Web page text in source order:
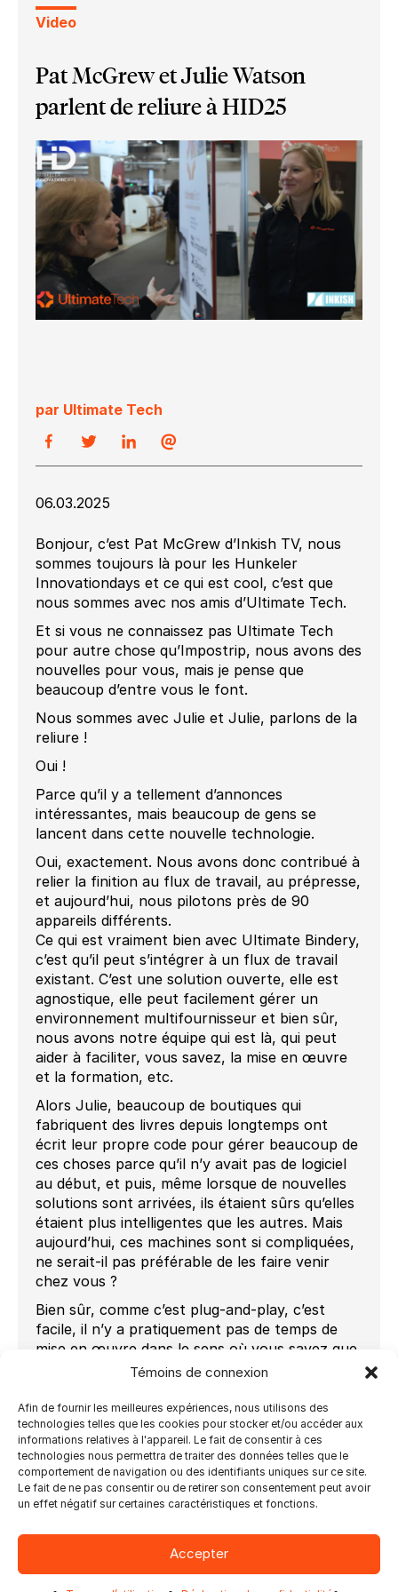
Témoins de connexion
Afin de fournir les meilleures expériences, nous utilisons des
technologies telles que les cookies pour stocker et/ou accéder aux
informations relatives à l'appareil. Le fait de consentir à ces
technologies nous permettra de traiter des données telles que le
comportement de navigation ou des identifiants uniques sur ce site.
Le fait de ne pas consentir ou de retirer son consentement peut avoir
un effet négatif sur certaines caractéristiques et fonctions.
Accepter
Video
Pat McGrew et Julie Watson
parlent de reliure à HID25
par Ultimate Tech
06.03.2025
Bonjour, c’est Pat McGrew d’Inkish TV, nous
sommes toujours là pour les Hunkeler
Innovationdays et ce qui est cool, c’est que
nous sommes avec nos amis d’Ultimate Tech.
Et si vous ne connaissez pas Ultimate Tech
pour autre chose qu’Impostrip, nous avons des
nouvelles pour vous, mais je pense que
beaucoup d’entre vous le font.
Nous sommes avec Julie et Julie, parlons de la
reliure !
Oui !
Parce qu’il y a tellement d’annonces
intéressantes, mais beaucoup de gens se
lancent dans cette nouvelle technologie.
Oui, exactement. Nous avons donc contribué à
relier la finition au flux de travail, au prépresse,
et aujourd’hui, nous pilotons près de 90
appareils différents.
Ce qui est vraiment bien avec Ultimate Bindery,
c’est qu’il peut s’intégrer à un flux de travail
existant. C’est une solution ouverte, elle est
agnostique, elle peut facilement gérer un
environnement multifournisseur et bien sûr,
nous avons notre équipe qui est là, qui peut
aider à faciliter, vous savez, la mise en œuvre
et la formation, etc.
Alors Julie, beaucoup de boutiques qui
fabriquent des livres depuis longtemps ont
écrit leur propre code pour gérer beaucoup de
ces choses parce qu’il n’y avait pas de logiciel
au début, et puis, même lorsque de nouvelles
solutions sont arrivées, ils étaient sûrs qu’elles
étaient plus intelligentes que les autres. Mais
aujourd’hui, ces machines sont si compliquées,
ne serait-il pas préférable de les faire venir
chez vous ?
Bien sûr, comme c’est plug-and-play, c’est
facile, il n’y a pratiquement pas de temps de
mise en œuvre dans le sens où vous savez que
c’est plug-and-play.
appareils et comprend également toutes les
différentes dynamiques multifournisseurs qui
peuvent également se produire dans une ligne
de production, donc c’est certainement une
mise en œuvre beaucoup plus accessible, pas
seulement pour les très grandes entreprises,
entreprises peuvent bénéficier de cette
automatisation. Vous savez que tout est